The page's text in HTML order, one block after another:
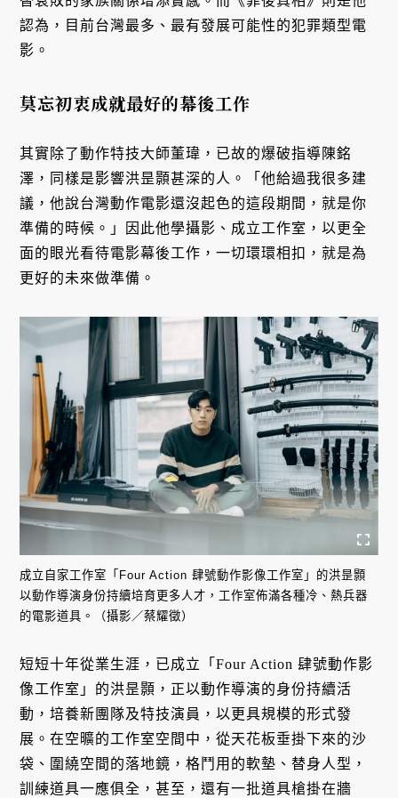
認為，目前台灣最多、最有發展可能性的犯罪類型電
影。
莫忘初衷成就最好的幕後工作
其實除了動作特技大師董瑋，已故的爆破指導陳銘
澤，同樣是影響洪昰顥甚深的人。「他給過我很多建
議，他說台灣動作電影還沒起色的這段期間，就是你
準備的時候。」因此他學攝影、成立工作室，以更全
面的眼光看待電影幕後工作，一切環環相扣，就是為
更好的未來做準備。
成立自家工作室「Four Action 肆號動作影像工作室」的洪昰顥
以動作導演身份持續培育更多人才，工作室佈滿各種冷、熱兵器
的電影道具。（攝影／蔡耀徵）
短短十年從業生涯，已成立「Four Action 肆號動作影
像工作室」的洪昰顥，正以動作導演的身份持續活
動，培養新團隊及特技演員，以更具規模的形式發
展。在空曠的工作室空間中，從天花板垂掛下來的沙
袋、圍繞空間的落地鏡，格鬥用的軟墊、替身人型，
訓練道具一應俱全，甚至，還有一批道具槍掛在牆